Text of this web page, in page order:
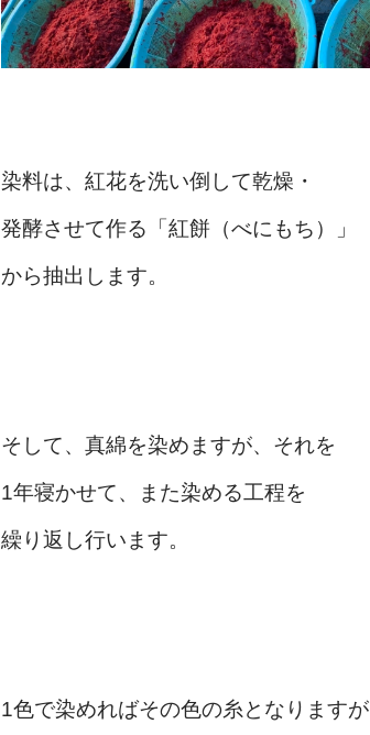
染料は、紅花を洗い倒して乾燥・
発酵させて作る「紅餅（べにもち）」
から抽出します。
そして、真綿を染めますが、それを
1年寝かせて、また染める工程を
繰り返し行います。
1色で染めればその色の糸となりますが